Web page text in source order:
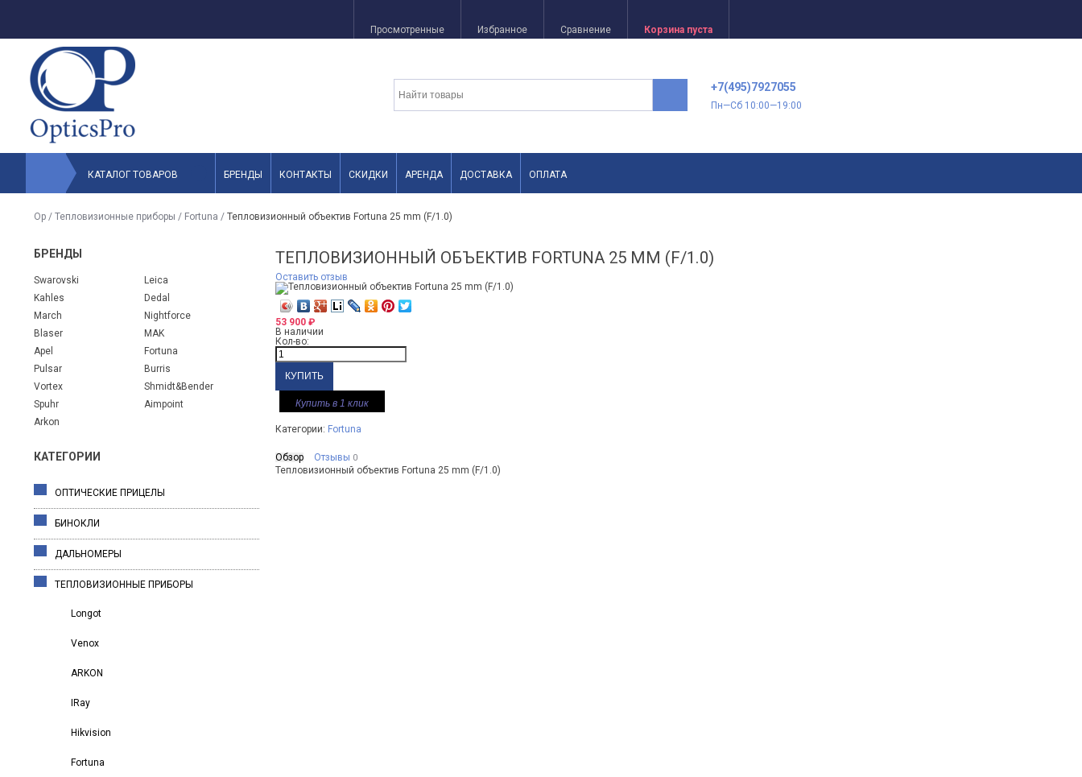
Просмотренные Избранное Сравнение Корзина пуста
+7(495)7927055
Пн—Сб 10:00—19:00
КАТАЛОГ ТОВАРОВ БРЕНДЫ КОНТАКТЫ СКИДКИ АРЕНДА ДОСТАВКА ОПЛАТА
Op / Тепловизионные приборы / Fortuna / Тепловизионный объектив Fortuna 25 mm (F/1.0)
БРЕНДЫ
Swarovski
Leica
Kahles
Dedal
March
Nightforce
Blaser
MAK
Apel
Fortuna
Pulsar
Burris
Vortex
Shmidt&Bender
Spuhr
Aimpoint
Arkon
КАТЕГОРИИ
ОПТИЧЕСКИЕ ПРИЦЕЛЫ
БИНОКЛИ
ДАЛЬНОМЕРЫ
ТЕПЛОВИЗИОННЫЕ ПРИБОРЫ
Longot
Venox
ARKON
IRay
Hikvision
Fortuna
ТЕПЛОВИЗИОННЫЙ ОБЪЕКТИВ FORTUNA 25 MM (F/1.0)
Оставить отзыв
53 900 ₽
В наличии
Кол-во:
Купить в 1 клик
Категории: Fortuna
Обзор Отзывы 0
Тепловизионный объектив Fortuna 25 mm (F/1.0)